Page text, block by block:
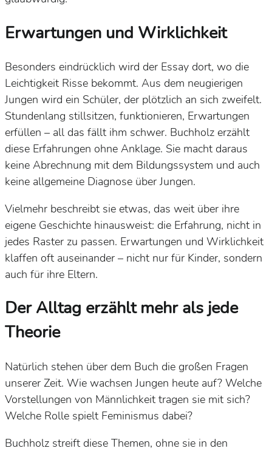
Erwartungen und Wirklichkeit
Besonders eindrücklich wird der Essay dort, wo die
Leichtigkeit Risse bekommt. Aus dem neugierigen
Jungen wird ein Schüler, der plötzlich an sich zweifelt.
Stundenlang stillsitzen, funktionieren, Erwartungen
erfüllen – all das fällt ihm schwer. Buchholz erzählt
diese Erfahrungen ohne Anklage. Sie macht daraus
keine Abrechnung mit dem Bildungssystem und auch
keine allgemeine Diagnose über Jungen.
Vielmehr beschreibt sie etwas, das weit über ihre
eigene Geschichte hinausweist: die Erfahrung, nicht in
jedes Raster zu passen. Erwartungen und Wirklichkeit
klaffen oft auseinander – nicht nur für Kinder, sondern
auch für ihre Eltern.
Der Alltag erzählt mehr als jede
Theorie
Natürlich stehen über dem Buch die großen Fragen
unserer Zeit. Wie wachsen Jungen heute auf? Welche
Vorstellungen von Männlichkeit tragen sie mit sich?
Welche Rolle spielt Feminismus dabei?
Buchholz streift diese Themen, ohne sie in den